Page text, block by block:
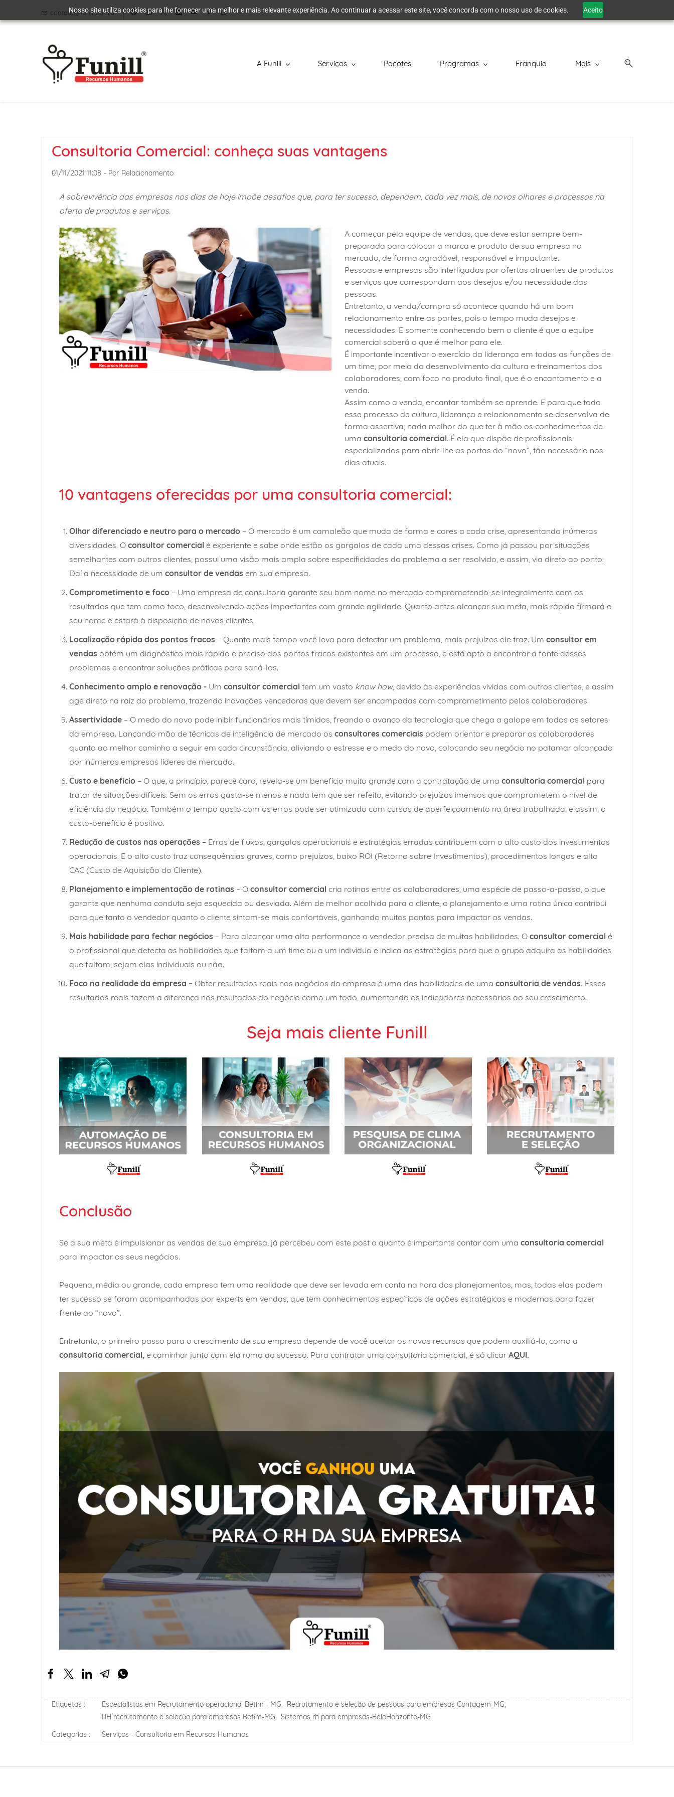
Nosso site utiliza cookies para lhe fornecer uma melhor e mais relevante experiência. Ao continuar a acessar este site, você concorda com o nosso uso de cookies. Aceito
to
to
contato@funill.com.br
A Funill Serviços Pacotes Programas Franquia Mais
Consultoria Comercial: conheça suas vantagens
01/11/2021 11:08 - Por Relacionamento
A sobrevivência das empresas nos dias de hoje impõe desafios que, para ter sucesso, dependem, cada vez mais, de novos olhares e processos na
oferta de produtos e serviços.
A começar pela equipe de vendas, que deve estar sempre bem-
preparada para colocar a marca e produto de sua empresa no
mercado, de forma agradável, responsável e impactante.
Pessoas e empresas são interligadas por ofertas atraentes de produtos
e serviços que correspondam aos desejos e/ou necessidade das
pessoas.
Entretanto, a venda/compra só acontece quando há um bom
relacionamento entre as partes, pois o tempo muda desejos e
necessidades. E somente conhecendo bem o cliente é que a equipe
comercial saberá o que é melhor para ele.
É importante incentivar o exercício da liderança em todas as funções de
um time, por meio do desenvolvimento da cultura e treinamentos dos
colaboradores, com foco no produto final, que é o encantamento e a
venda.
Assim como a venda, encantar também se aprende. E para que todo
esse processo de cultura, liderança e relacionamento se desenvolva de
forma assertiva, nada melhor do que ter à mão os conhecimentos de
uma consultoria comercial. É ela que dispõe de profissionais
especializados para abrir-lhe as portas do “novo”, tão necessário nos
dias atuais.
10 vantagens oferecidas por uma consultoria comercial:
Olhar diferenciado e neutro para o mercado – O mercado é um camaleão que muda de forma e cores a cada crise, apresentando inúmeras
diversidades. Oconsultor comercial é experiente e sabe onde estão os gargalos de cada uma dessas crises. Como já passou por situações
semelhantes com outros clientes, possui uma visão mais ampla sobre especificidades do problema a ser resolvido, e assim, via direto ao ponto.
Daí a necessidade de umconsultor de vendasem sua empresa.
Comprometimento e foco – Uma empresa de consultoria garante seu bom nome no mercado comprometendo-se integralmente com os
resultados que tem como foco, desenvolvendo ações impactantes com grande agilidade. Quanto antes alcançar sua meta, mais rápido firmará o
seu nome e estará à disposição de novos clientes.
Localização rápida dos pontos fracos – Quanto mais tempo você leva para detectar um problema, mais prejuízos ele traz. Umconsultor em
vendasobtém um diagnóstico mais rápido e preciso dos pontos fracos existentes em um processo, e está apto a encontrar a fonte desses
problemas e encontrar soluções práticas para saná-los.
Conhecimento amplo e renovação - Umconsultor comercial tem um vasto know how, devido às experiências vividas com outros clientes, e assim
age direto na raiz do problema, trazendo inovações vencedoras que devem ser encampadas com comprometimento pelos colaboradores.
Assertividade – O medo do novo pode inibir funcionários mais tímidos, freando o avanço da tecnologia que chega a galope em todos os setores
da empresa. Lançando mão de técnicas de inteligência de mercado osconsultores comerciais podem orientar e preparar os colaboradores
quanto ao melhor caminho a seguir em cada circunstância, aliviando o estresse e o medo do novo, colocando seu negócio no patamar alcançado
por inúmeros empresas líderes de mercado.
Custo e benefício – O que, a princípio, parece caro, revela-se um benefício muito grande com a contratação de umaconsultoria comercial para
tratar de situações difíceis. Sem os erros gasta-se menos e nada tem que ser refeito, evitando prejuízos imensos que comprometem o nível de
eficiência do negócio. Também o tempo gasto com os erros pode ser otimizado com cursos de aperfeiçoamento na área trabalhada, e assim, o
custo-benefício é positivo.
Redução de custos nas operações – Erros de fluxos, gargalos operacionais e estratégias erradas contribuem com o alto custo dos investimentos
operacionais. E o alto custo traz consequências graves, como prejuízos, baixo ROI (Retorno sobre Investimentos), procedimentos longos e alto
CAC (Custo de Aquisição do Cliente).
Planejamento e implementação de rotinas – Oconsultor comercial cria rotinas entre os colaboradores, uma espécie de passo-a-passo, o que
garante que nenhuma conduta seja esquecida ou desviada. Além de melhor acolhida para o cliente, o planejamento e uma rotina única contribui
para que tanto o vendedor quanto o cliente sintam-se mais confortáveis, ganhando muitos pontos para impactar as vendas.
Mais habilidade para fechar negócios – Para alcançar uma alta performance o vendedor precisa de muitas habilidades. Oconsultor comercial é
o profissional que detecta as habilidades que faltam a um time ou a um indivíduo e indica as estratégias para que o grupo adquira as habilidades
que faltam, sejam elas individuais ou não.
Foco na realidade da empresa –Obter resultados reais nos negócios da empresa é uma das habilidades de umaconsultoria de vendas. Esses
resultados reais fazem a diferença nos resultados do negócio como um todo, aumentando os indicadores necessários ao seu crescimento.
Seja mais cliente Funill
Conclusão
Se a sua meta é impulsionar as vendas de sua empresa, já percebeu com este post o quanto é importante contar com umaconsultoria comercial
para impactar os seus negócios.
Pequena, média ou grande, cada empresa tem uma realidade que deve ser levada em conta na hora dos planejamentos, mas, todas elas podem
ter sucesso se foram acompanhadas por experts em vendas, que tem conhecimentos específicos de ações estratégicas e modernas para fazer
frente ao “novo”.
Entretanto, o primeiro passo para o crescimento de sua empresa depende de você aceitar os novos recursos que podem auxiliá-lo, como a
consultoria comercial,e caminhar junto com ela rumo ao sucesso. Para contratar uma consultoria comercial, é só clicarAQUI.
Etiquetas : Especialistas em Recrutamento operacional Betim - MG, Recrutamento e seleção de pessoas para empresas Contagem-MG,
RH recrutamento e seleção para empresas Betim-MG,Sistemas rh para empresas-BeloHorizonte-MG
Categorias :
Serviços - Consultoria em Recursos Humanos